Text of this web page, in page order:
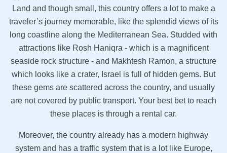
Land and though small, this country offers a lot to make a
traveler’s journey memorable, like the splendid views of its
long coastline along the Mediterranean Sea. Studded with
attractions like Rosh Haniqra - which is a magnificent
seaside rock structure - and Makhtesh Ramon, a structure
which looks like a crater, Israel is full of hidden gems. But
these gems are scattered across the country, and usually
are not covered by public transport. Your best bet to reach
these places is through a rental car.
Moreover, the country already has a modern highway
system and has a traffic system that is a lot like Europe,